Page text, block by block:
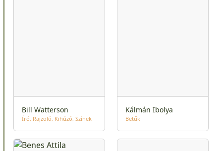
Bill Watterson
Író Rajzoló Kihúzó Színek
Kálmán Ibolya
Betűk